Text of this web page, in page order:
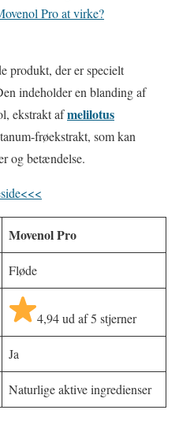
Pro at virke?
produkt, der er specielt
indeholder en blanding af
ekstrakt afmelilotus
frøekstrakt, som kan
og betændelse.
Movenol Pro
Fløde
4,94 ud af 5 stjerner
Ja
Naturlige aktive ingredienser